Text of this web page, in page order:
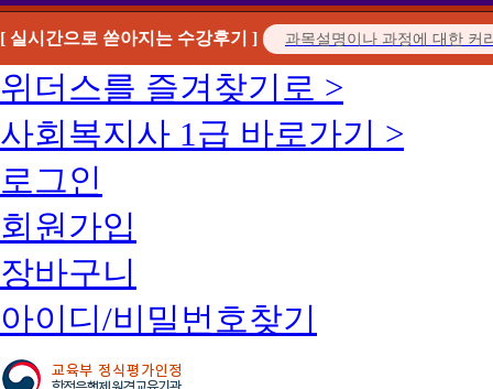
[ 실시간으로 쏟아지는 수강후기 ]
위더스를 즐겨찾기로 >
사회복지사 1급 바로가기 >
로그인
회원가입
장바구니
아이디/비밀번호찾기